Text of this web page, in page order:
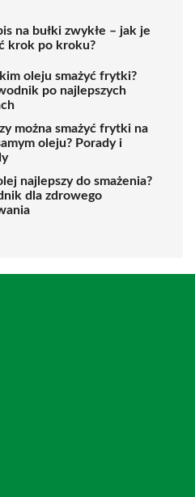
na bułki zwykłe – jak je
krok po kroku?
oleju smażyć frytki?
po najlepszych
można smażyć frytki na
oleju? Porady i
najlepszy do smażenia?
dla zdrowego